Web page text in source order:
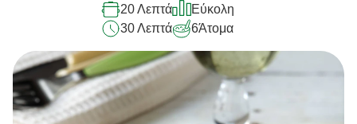
recipe
20 Λεπτά
Εύκολη
30 Λεπτά
6Άτομα